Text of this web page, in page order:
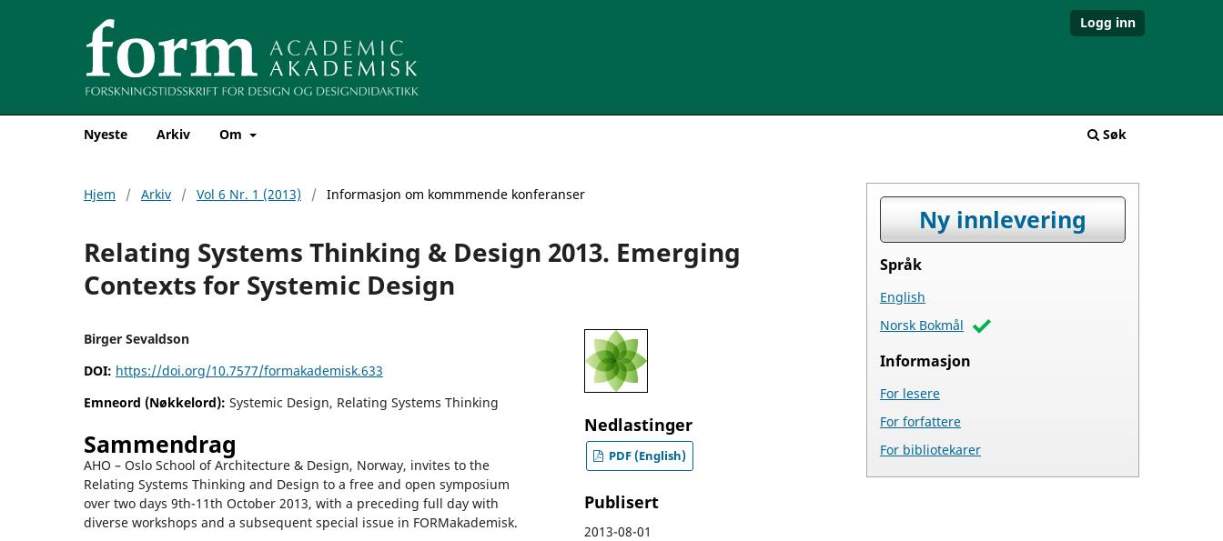
Nyeste Arkiv Om Søk
Logg inn
Hjem / Arkiv / Vol 6 Nr. 1 (2013) / Informasjon om kommmende konferanser
Relating Systems Thinking & Design 2013. Emerging
Contexts for Systemic Design
Birger Sevaldson
DOI: https://doi.org/10.7577/formakademisk.633
Emneord (Nøkkelord): Systemic Design, Relating Systems Thinking
Sammendrag
AHO – Oslo School of Architecture & Design, Norway, invites to the
Relating Systems Thinking and Design to a free and open symposium
over two days 9th-11th October 2013, with a preceding full day with
diverse workshops and a subsequent special issue in FORMakademisk.
Nedlastinger
PDF (English)
Publisert
2013-08-01
Ny innlevering
Språk
English
Norsk Bokmål
Informasjon
For lesere
For forfattere
For bibliotekarer